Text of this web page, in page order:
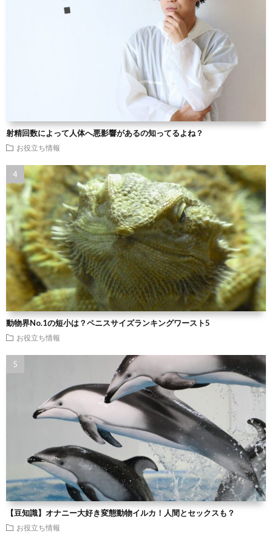
射精回数によって人体へ悪影響があるの知ってるよね？
お役立ち情報
動物界No.1の短小は？ペニスサイズランキングワースト5
お役立ち情報
【豆知識】オナニー大好き変態動物イルカ！人間とセックスも？
お役立ち情報